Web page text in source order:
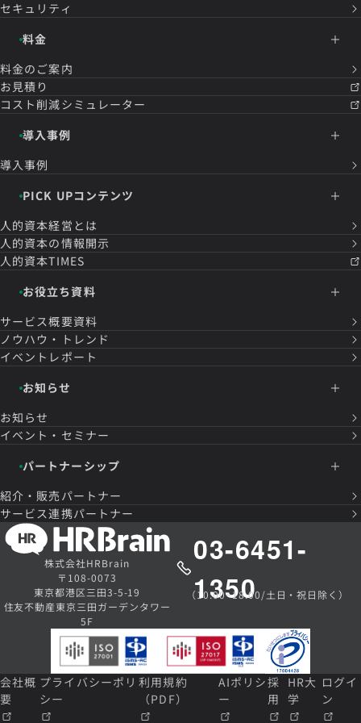
セキュリティ
料金
料金のご案内
お見積り
コスト削減シミュレーター
導入事例
導入事例
PICK UPコンテンツ
人的資本経営とは
人的資本の情報開示
人的資本TIMES
お役立ち資料
サービス概要資料
ノウハウ・トレンド
イベントレポート
お知らせ
お知らせ
イベント・セミナー
パートナーシップ
紹介・販売パートナー
サービス連携パートナー
株式会社HRBrain
〒108-0073
東京都港区三田3-5-19
住友不動産東京三田ガーデンタワー
5F
03-6451-
1350
（10:00~18:00/土日・祝日除く）
会社概
要
プライバシーポリ
シー
利用規約
（PDF）
AIポリシ
ー
採
用
HR大
学
ログイ
ン